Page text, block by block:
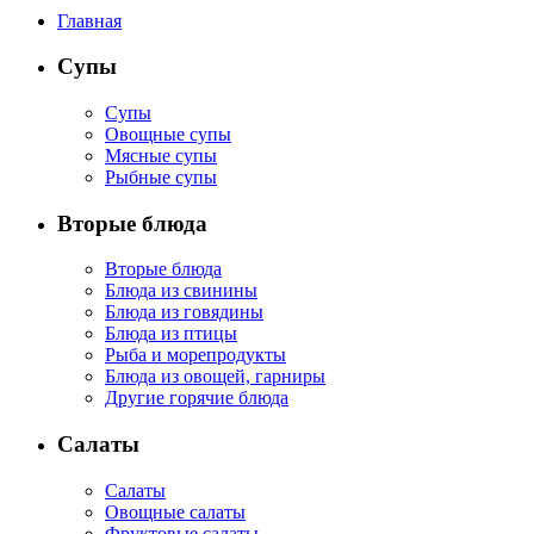
Главная
Супы
Супы
Овощные супы
Мясные супы
Рыбные супы
Вторые блюда
Вторые блюда
Блюда из свинины
Блюда из говядины
Блюда из птицы
Рыба и морепродукты
Блюда из овощей, гарниры
Другие горячие блюда
Салаты
Салаты
Овощные салаты